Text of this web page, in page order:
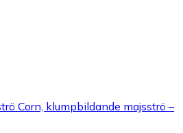
Corn, klumpbildande majsströ –